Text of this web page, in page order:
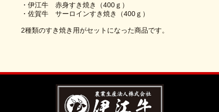
・伊江牛 赤身すき焼き（400ｇ）
・佐賀牛 サーロインすき焼き（400ｇ）
2種類のすき焼き用がセットになった商品です。